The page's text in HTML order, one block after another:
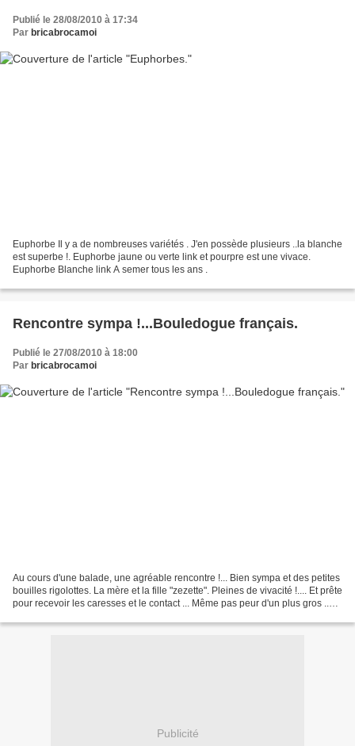
Publié le 28/08/2010 à 17:34
Par bricabrocamoi
Euphorbe Il y a de nombreuses variétés . J'en possède plusieurs ..la blanche
est superbe !. Euphorbe jaune ou verte link et pourpre est une vivace.
Euphorbe Blanche link A semer tous les ans .
Rencontre sympa !...Bouledogue français.
Publié le 27/08/2010 à 18:00
Par bricabrocamoi
Au cours d'une balade, une agréable rencontre !... Bien sympa et des petites
bouilles rigolottes. La mère et la fille "zezette". Pleines de vivacité !.... Et prête
pour recevoir les caresses et le contact ... Même pas peur d'un plus gros ..
Publicité